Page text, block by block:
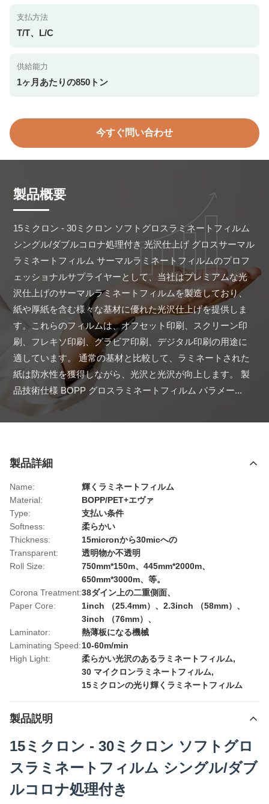
支払方法
T/T、L/C
供給能力
1ヶ月あたりの850トン
今すぐ問い合わせ
製品概要
15ミクロン - 30ミクロン ソフトグロスラミネートフィルム
シングル/ダブルコロナ処理付き 光沢仕上げ グロスサーマル
ラミネートフィルム サーマルラミネートフィルムのプロフ
ェッショナルサプライヤーとして、当社はプレミアムな光
沢仕上げのサーマルラミネートフィルムを製造しており、
紙や厚紙を含む様々な基材に優れた光沢仕上げを提供しま
す。これらのフィルムは、オフセット印刷、スクリーン印
刷、フレキソ印刷、グラビア印刷、デジタル印刷の用途に
適しています。 通常の基材と比較して、ラミネートされた
紙は防水性を獲得しながら、光沢と光沢が向上します。 製
品技術仕様 BOPP グロスラミネートフィルム パラメー...
製品詳細
Name:
輝くラミネートフィルム
Material:
BOPP/PET+エヴァ
Type:
支払い条件
Softness:
柔らかい
Thickness:
15micronから30micへの
Transparent:
透明物か不透明
Roll Size:
750mm*150m、445mm*2000m、
650mm*3000m、等。
Corona Treatment:38ダイン上の二重側面、
Paper Core:
1inch （25.4mm）、2.3inch （58mm）、
3inch （76mm）、
Laminator:
熱薄板になる機械
Laminating Speed:10-60m/min
High Light:
柔らかい光沢のあるラミネートフィルム,
30 マイクロンラミネートフィルム,
15ミクロンの光り輝くラミネートフィルム
製品説明
15ミクロン - 30ミクロン ソフトグロ
スラミネートフィルム シングル/ダブ
ルコロナ処理付き